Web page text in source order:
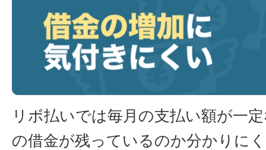
リボ払いでは毎月の支払い額が一
の借金が残っているのか分かりに